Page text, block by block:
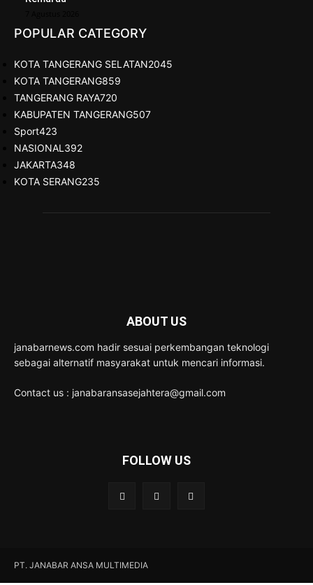
POPULAR CATEGORY
KOTA TANGERANG SELATAN2045
KOTA TANGERANG859
TANGERANG RAYA720
KABUPATEN TANGERANG507
Sport423
NASIONAL 392
JAKARTA348
KOTA SERANG235
ABOUT US
janabarnews.com hadir sesuai perkembangan teknologi
sebagai alternatif masyarakat untuk mencari informasi.
Contact us : janabaransasejahtera@gmail.com
FOLLOW US
PT. JANABAR ANSA MULTIMEDIA